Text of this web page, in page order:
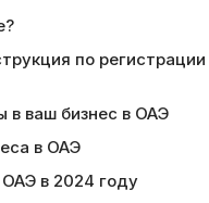
по регистрации
в ваш бизнес в ОАЭ
в ОАЭ
в 2024 году